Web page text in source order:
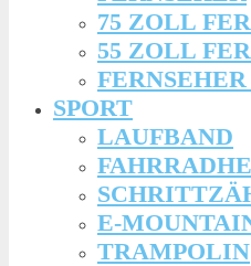
75 ZOLL
55 ZOLL
SPORT
LAUFBAND
E-
TRAMPOLIN